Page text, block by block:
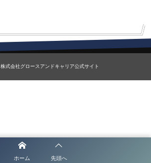
株式会社グロースアンドキャリア公式サイト
ホーム 先頭へ